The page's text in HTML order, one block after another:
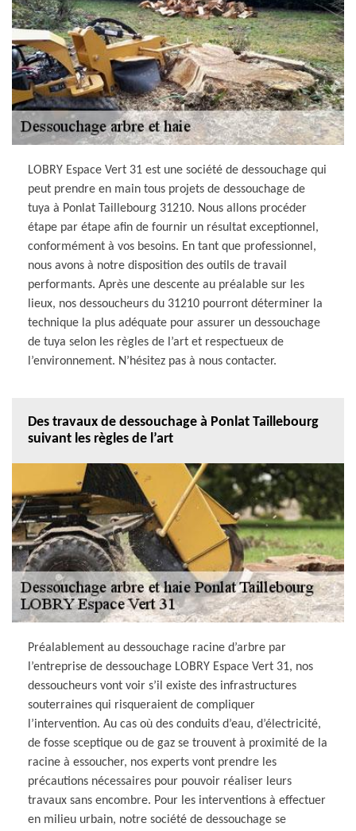
LOBRY Espace Vert 31 est une société de dessouchage qui
peut prendre en main tous projets de dessouchage de
tuya à Ponlat Taillebourg 31210. Nous allons procéder
étape par étape afin de fournir un résultat exceptionnel,
conformément à vos besoins. En tant que professionnel,
nous avons à notre disposition des outils de travail
performants. Après une descente au préalable sur les
lieux, nos dessoucheurs du 31210 pourront déterminer la
technique la plus adéquate pour assurer un dessouchage
de tuya selon les règles de l’art et respectueux de
l’environnement. N’hésitez pas à nous contacter.
Des travaux de dessouchage à Ponlat Taillebourg
suivant les règles de l’art
Préalablement au dessouchage racine d’arbre par
l’entreprise de dessouchage LOBRY Espace Vert 31, nos
dessoucheurs vont voir s’il existe des infrastructures
souterraines qui risqueraient de compliquer
l’intervention. Au cas où des conduits d’eau, d’électricité,
de fosse sceptique ou de gaz se trouvent à proximité de la
racine à essoucher, nos experts vont prendre les
précautions nécessaires pour pouvoir réaliser leurs
travaux sans encombre. Pour les interventions à effectuer
en milieu urbain, notre société de dessouchage se